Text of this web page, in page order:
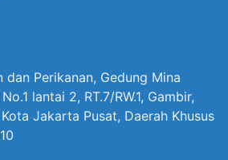
dan Perikanan, Gedung Mina
lantai 2, RT.7/RW.1, Gambir,
Jakarta Pusat, Daerah Khusus